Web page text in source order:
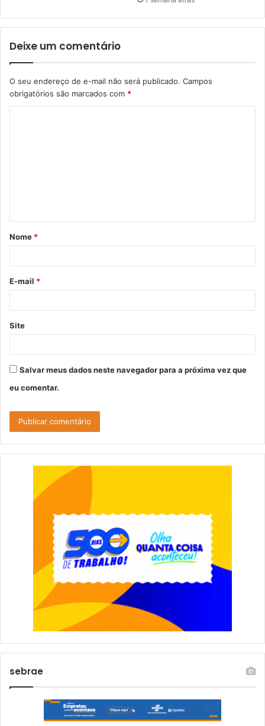
Deixe um comentário
O seu endereço de e-mail não será publicado. Campos
obrigatórios são marcados com *
á
r
*
Nome *
E-mail *
Site
Salvar meus dados neste navegador para a próxima vez que
eu comentar.
sebrae